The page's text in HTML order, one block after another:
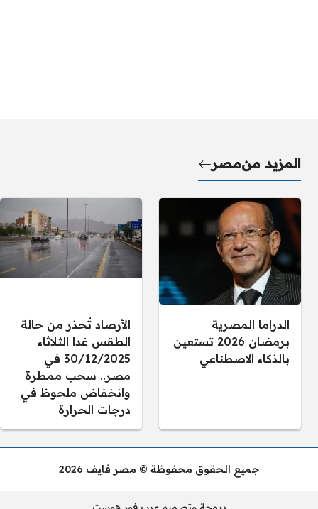
المزيد منمصر
الدراما المصرية
برمضان 2026 تستعين
بالذكاء الاصطناعي
الأرصاد تُحذر من حالة
الطقس غدا الثلاثاء
30/12/2025 في
مصر.. سحب ممطرة
وانخفاض ملحوظ في
درجات الحرارة
جميع الحقوق محفوظة © مصر فايف 2026